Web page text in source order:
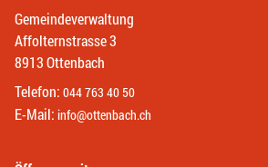
Gemeindeverwaltung
Affolternstrasse 3
8913 Ottenbach
Telefon: 044 763 40 50
E-Mail: info@ottenbach.ch